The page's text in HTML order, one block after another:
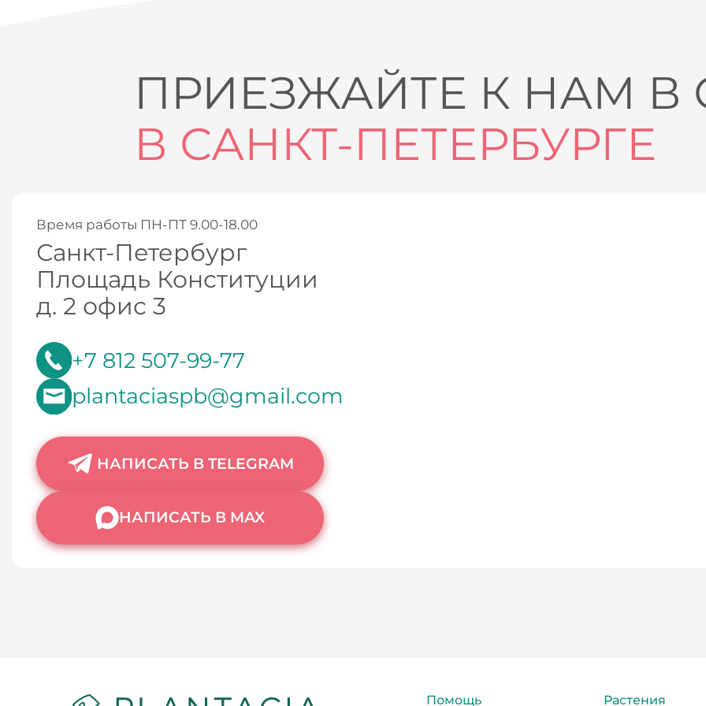
ПРИЕЗЖАЙТЕ К НАМ В
В САНКТ-ПЕТЕРБУРГЕ
Время работы ПН-ПТ 9.00-18.00
Санкт-Петербург
Площадь Конституции
д. 2 офис 3
+7 812 507-99-77
plantaciaspb@gmail.com
НАПИСАТЬ В TELEGRAM
НАПИСАТЬ В MAX
Помощь Растения